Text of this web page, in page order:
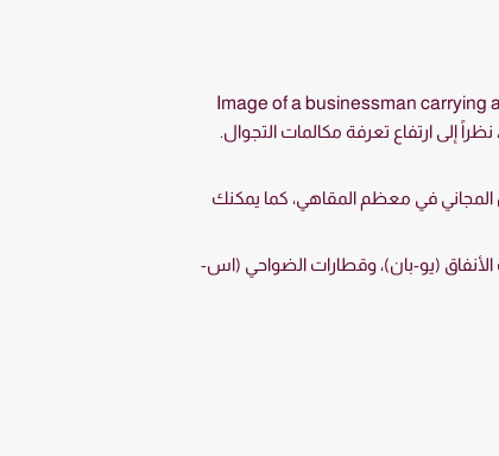
إلى ارتفاع تعرفة مكالمات التجوال.
المجاني في معظم المقاهي، كما يمكنك
الأنفاق (يو-بان)، وقطارات الضواحي (اس-